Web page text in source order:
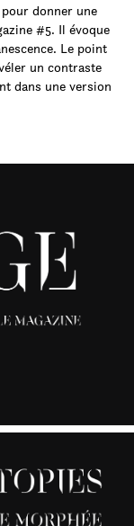
donner une
#5. Il évoque
Le point
un contraste
dans une version